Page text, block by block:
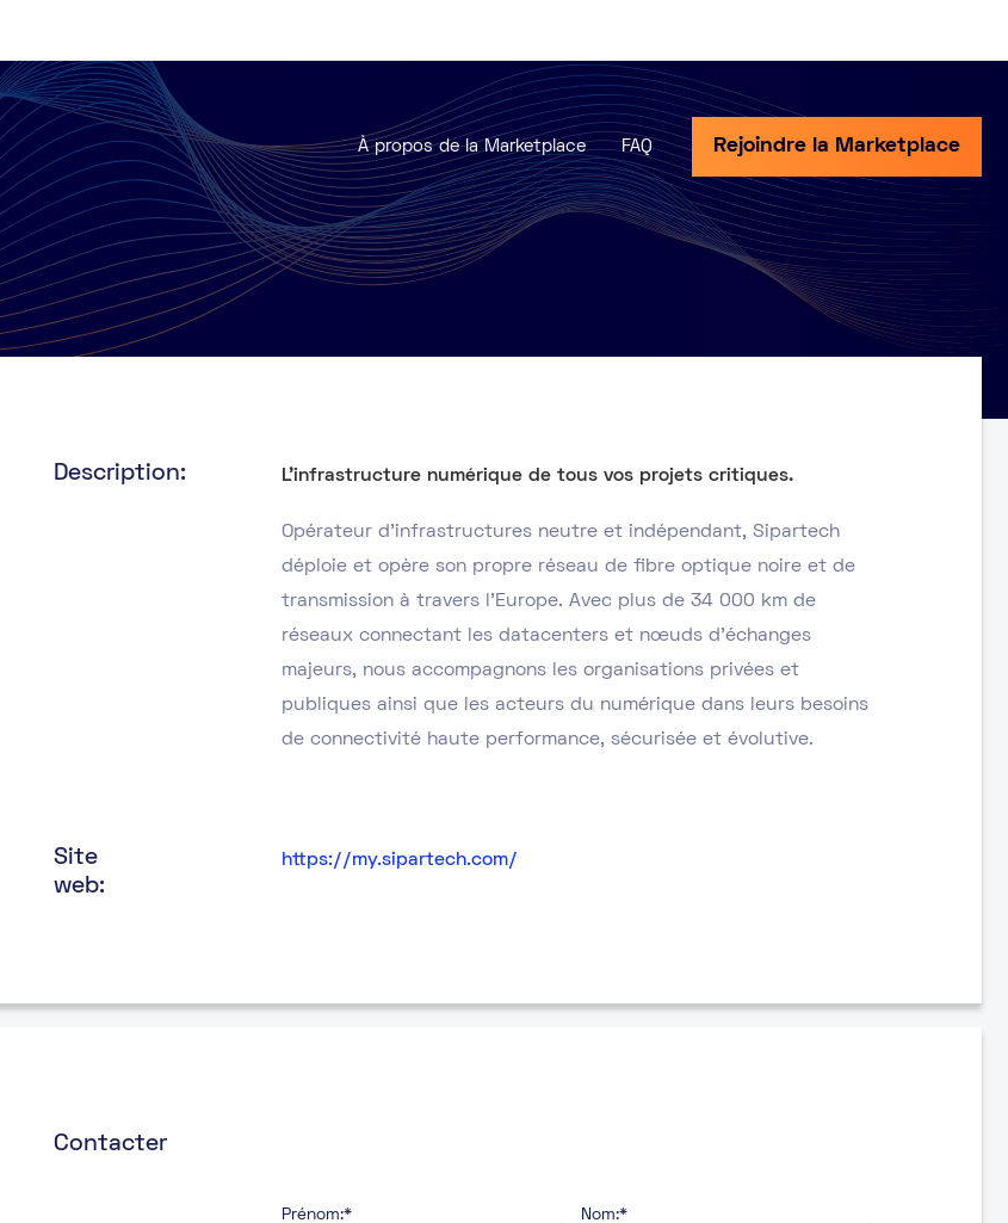
À propos de la Marketplace FAQ Rejoindre la Marketplace
Description: L’infrastructure numérique de tous vos projets critiques.
Opérateur d’infrastructures neutre et indépendant, Sipartech
déploie et opère son propre réseau de fibre optique noire et de
transmission à travers l’Europe. Avec plus de 34 000 km de
réseaux connectant les datacenters et nœuds d’échanges
majeurs, nous accompagnons les organisations privées et
publiques ainsi que les acteurs du numérique dans leurs besoins
de connectivité haute performance, sécurisée et évolutive.
Site
web:
https://my.sipartech.com/
Contacter
Prénom:* Nom:*